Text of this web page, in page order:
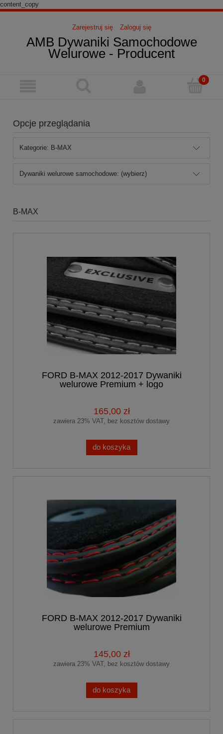
content_copy
Zarejestruj się Zaloguj się
AMB Dywaniki Samochodowe
Welurowe - Producent
Opcje przeglądania
Kategorie: B-MAX
Dywaniki welurowe samochodowe: (wybierz)
B-MAX
FORD B-MAX 2012-2017 Dywaniki
welurowe Premium + logo
165,00 zł
zawiera 23% VAT, bez kosztów dostawy
do koszyka
FORD B-MAX 2012-2017 Dywaniki
welurowe Premium
145,00 zł
zawiera 23% VAT, bez kosztów dostawy
do koszyka